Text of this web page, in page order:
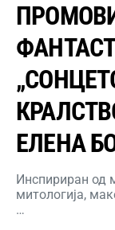
ЕЛЕНА
Инспириран од
митологија,
…